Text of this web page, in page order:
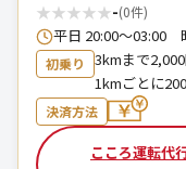
★★★★★-(0件)
平日 20:00～03:00
初乗り
3kmまで
1kmごとに
決済方法
こころ運転代